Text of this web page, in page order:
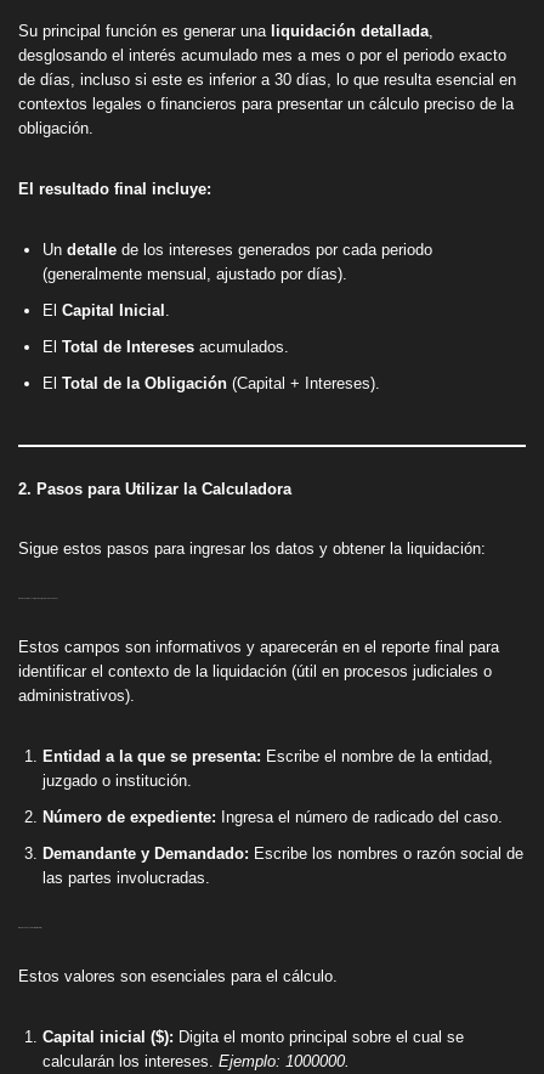
Su principal función es generar una liquidación detallada
desglosando el interés acumulado mes a mes o por el periodo exacto
de días, incluso si este es inferior a 30 días, lo que resulta esencial en
contextos legales o financieros para presentar un cálculo preciso de la
obligación.
El resultado final incluye:
Un detalle de los intereses generados por cada periodo
(generalmente mensual, ajustado por días).
El Capital Inicial
El Total de Intereses acumulados.
El Total de la Obligación (Capital + Intereses).
2. Pasos para Utilizar la Calculadora
Sigue estos pasos para ingresar los datos y obtener la liquidación:
Estos campos son informativos y aparecerán en el reporte final para
identificar el contexto de la liquidación (útil en procesos judiciales o
administrativos).
Entidad a la que se presenta: Escribe el nombre de la entidad,
juzgado o institución.
Número de expediente: Ingresa el número de radicado del caso.
Demandante y Demandado: Escribe los nombres o razón social de
las partes involucradas.
Estos valores son esenciales para el cálculo.
Capital inicial ($): Digita el monto principal sobre el cual se
calcularán los intereses. Ejemplo: 1000000.